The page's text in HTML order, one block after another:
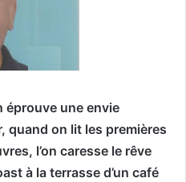
éprouve une envie
quand on lit les premières
l’on caresse le rêve
à la terrasse d’un café